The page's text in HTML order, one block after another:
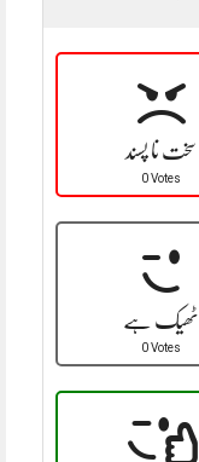
سخت نا پسند
0 Votes
ٹھیک ہے
0 Votes